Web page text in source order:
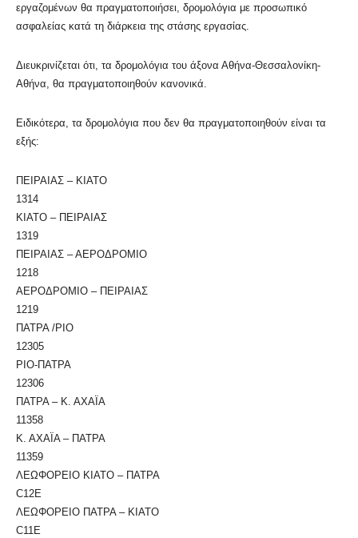
εργαζομένων θα πραγματοποιήσει, δρομολόγια με προσωπικό
ασφαλείας κατά τη διάρκεια της στάσης εργασίας.
Διευκρινίζεται ότι, τα δρομολόγια του άξονα Αθήνα-Θεσσαλονίκη-
Αθήνα, θα πραγματοποιηθούν κανονικά.
Ειδικότερα, τα δρομολόγια που δεν θα πραγματοποιηθούν είναι τα
εξής:
ΠΕΙΡΑΙΑΣ – ΚΙΑΤΟ
1314
ΚΙΑΤΟ – ΠΕΙΡΑΙΑΣ
1319
ΠΕΙΡΑΙΑΣ – ΑΕΡΟΔΡΟΜΙΟ
1218
ΑΕΡΟΔΡΟΜΙΟ – ΠΕΙΡΑΙΑΣ
1219
ΠΑΤΡΑ /ΡΙΟ
12305
ΡΙΟ-ΠΑΤΡΑ
12306
ΠΑΤΡΑ – Κ. ΑΧΑΪΑ
11358
Κ. ΑΧΑΪΑ – ΠΑΤΡΑ
11359
ΛΕΩΦΟΡΕΙΟ ΚΙΑΤΟ – ΠΑΤΡΑ
C12E
ΛΕΩΦΟΡΕΙΟ ΠΑΤΡΑ – ΚΙΑΤΟ
C11E